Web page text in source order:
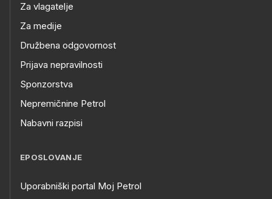
Za vlagatelje
Za medije
Družbena odgovornost
Prijava nepravilnosti
Sponzorstva
Nepremičnine Petrol
Nabavni razpisi
EPOSLOVANJE
Uporabniški portal Moj Petrol